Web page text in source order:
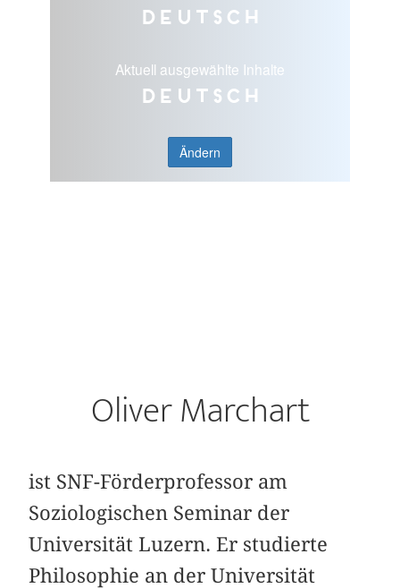
Deutsch
Aktuell ausgewählte Inhalte
Deutsch
Ändern
Oliver Marchart
ist SNF-Förderprofessor am
Soziologischen Seminar der
Universität Luzern. Er studierte
Philosophie an der Universität